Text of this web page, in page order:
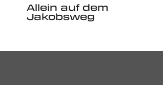
Allein auf dem
Jakobsweg